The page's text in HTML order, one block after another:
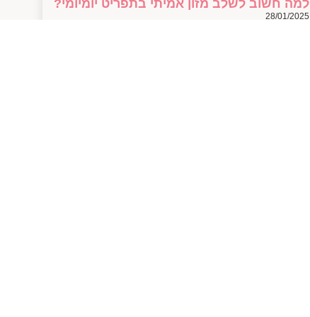
למה חשוב לשלב מזון אמיתי בתפריט יומיומי?
28/01/2025